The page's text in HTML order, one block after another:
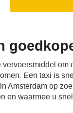
om
Een taxi is
Amsterdam op
en waarmee u